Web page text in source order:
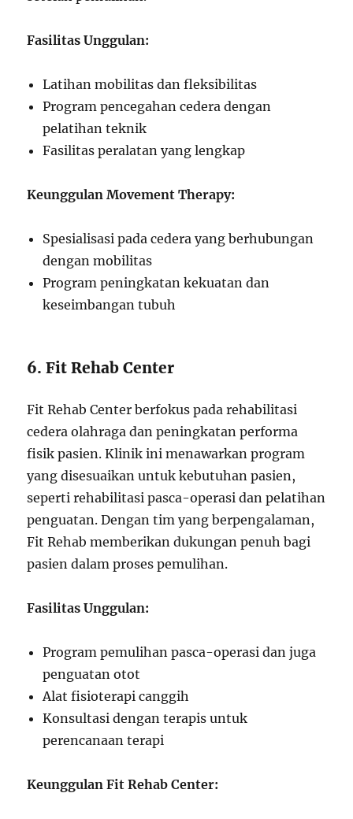
Fasilitas Unggulan:
Latihan mobilitas dan fleksibilitas
Program pencegahan cedera dengan
pelatihan teknik
Fasilitas peralatan yang lengkap
Keunggulan Movement Therapy:
Spesialisasi pada cedera yang berhubungan
dengan mobilitas
Program peningkatan kekuatan dan
keseimbangan tubuh
6. Fit Rehab Center
Fit Rehab Center berfokus pada rehabilitasi
cedera olahraga dan peningkatan performa
fisik pasien. Klinik ini menawarkan program
yang disesuaikan untuk kebutuhan pasien,
seperti rehabilitasi pasca-operasi dan pelatihan
penguatan. Dengan tim yang berpengalaman,
Fit Rehab memberikan dukungan penuh bagi
pasien dalam proses pemulihan.
Fasilitas Unggulan:
Program pemulihan pasca-operasi dan juga
penguatan otot
Alat fisioterapi canggih
Konsultasi dengan terapis untuk
perencanaan terapi
Keunggulan Fit Rehab Center: